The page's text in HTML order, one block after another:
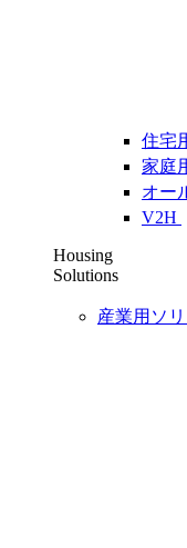
住宅
家庭
オー
V2H
Housing
Solutions
産業用ソ